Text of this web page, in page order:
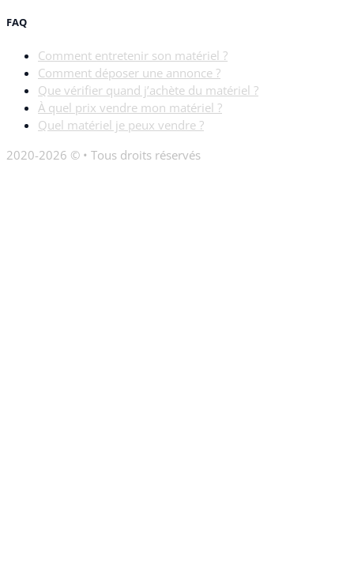
FAQ
Comment entretenir son matériel ?
Comment déposer une annonce ?
Que vérifier quand j’achète du matériel ?
À quel prix vendre mon matériel ?
Quel matériel je peux vendre ?
2020-2026 © • Tous droits réservés